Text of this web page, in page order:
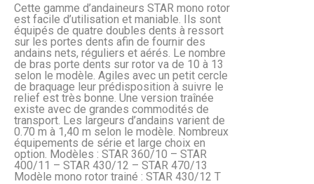
Cette gamme d’andaineurs STAR mono rotor
est facile d’utilisation et maniable. Ils sont
équipés de quatre doubles dents à ressort
sur les portes dents afin de fournir des
andains nets, réguliers et aérés. Le nombre
de bras porte dents sur rotor va de 10 à 13
selon le modèle. Agiles avec un petit cercle
de braquage leur prédisposition à suivre le
relief est très bonne. Une version traînée
existe avec de grandes commodités de
transport. Les largeurs d’andains varient de
0.70 m à 1,40 m selon le modèle. Nombreux
équipements de série et large choix en
option. Modèles : STAR 360/10 – STAR
400/11 – STAR 430/12 – STAR 470/13
Modèle mono rotor trainé : STAR 430/12 T